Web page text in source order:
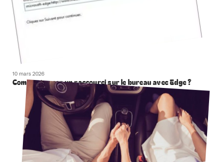
10 mars 2026
Comment creer un raccourci sur le bureau avec Edge ?